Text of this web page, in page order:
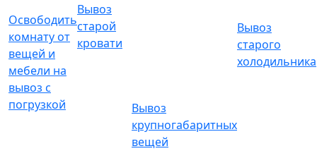
Подготовка к ремонту
Освободить
комнату от
вещей и
мебели на
вывоз с
погрузкой
Вывоз
старой
кровати
Вывоз
крупногабаритных
вещей
Вывоз
старого
холодильника